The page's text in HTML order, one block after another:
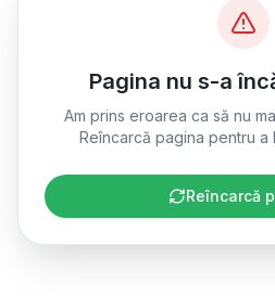
Pagina nu s-a
Am prins eroarea ca să nu
Reîncarcă pagina pentru a
Reîncarcă